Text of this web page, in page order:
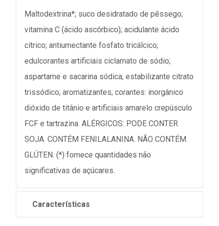
Maltodextrina*; suco desidratado de pêssego;
vitamina C (ácido ascórbico); acidulante ácido
cítrico; antiumectante fosfato tricálcico;
edulcorantes artificiais ciclamato de sódio;
aspartame e sacarina sódica; estabilizante citrato
trissódico; aromatizantes; corantes: inorgânico
dióxido de titânio e artificiais amarelo crepúsculo
FCF e tartrazina. ALÉRGICOS: PODE CONTER
SOJA. CONTÉM FENILALANINA. NÃO CONTÉM
GLÚTEN. (*) fornece quantidades não
significativas de açúcares.
Características